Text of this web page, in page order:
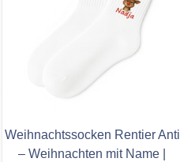
Weihnachtssocken Rentier Anti
– Weihnachten mit Name |